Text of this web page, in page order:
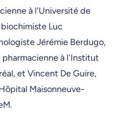
à l'Université de
Luc
Jérémie Berdugo,
à l'Institut
et Vincent De Guire,
Maisonneuve-